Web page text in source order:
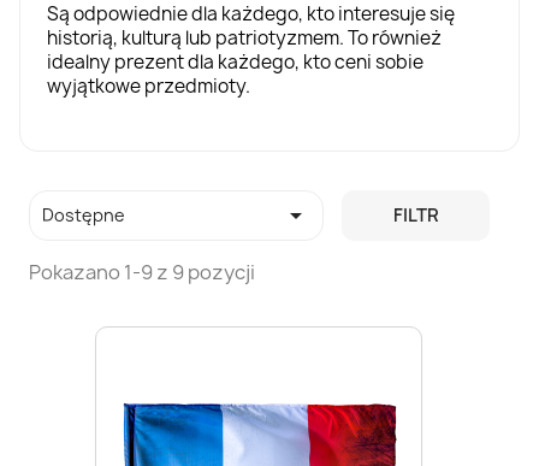
Są odpowiednie dla każdego, kto interesuje się
historią, kulturą lub patriotyzmem. To również
idealny prezent dla każdego, kto ceni sobie
wyjątkowe przedmioty.
Dostępne  FILTR
Pokazano 1-9 z 9 pozycji